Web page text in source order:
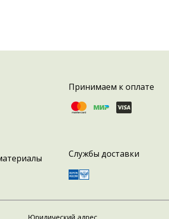
Принимаем к оплате
Службы доставки